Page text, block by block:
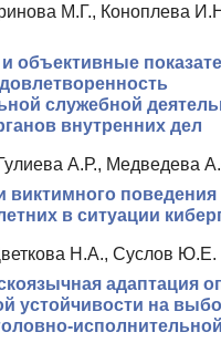
М.Г., Коноплева
объективные
служебной
внутренних дел
А.Р., Медведева
виктимного поведения
в ситуации
Н.А., Суслов Ю.Е.
адаптация
устойчивости на